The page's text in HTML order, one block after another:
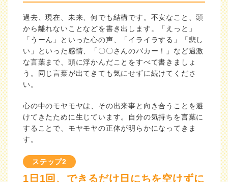
過去、現在、未来、何でも結構です。不安なこと、頭
から離れないことなどを書き出します。「えっと」
「うーん」といった心の声、「イライラする」「悲し
い」といった感情、「〇〇さんのバカー！」など過激
な言葉まで、頭に浮かんだことをすべて書きましょ
う。同じ言葉が出てきても気にせずに続けてくださ
い。
心の中のモヤモヤは、その出来事と向き合うことを避
けてきたために生じています。自分の気持ちを言葉に
することで、モヤモヤの正体が明らかになってきま
す。
1日1回、できるだけ日にちを空けずに
ステップ2